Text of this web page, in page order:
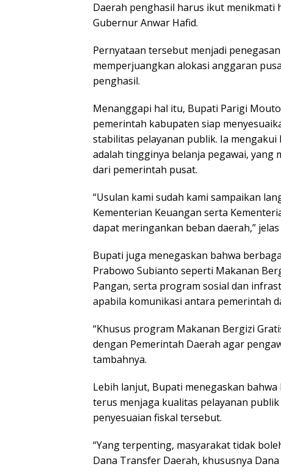
Daerah penghasil harus ikut menikmati
Gubernur Anwar Hafid.
Pernyataan tersebut menjadi
memperjuangkan alokasi anggaran
penghasil.
Menanggapi hal itu, Bupati Parigi
pemerintah kabupaten siap
stabilitas pelayanan publik. Ia
adalah tingginya belanja pegawai,
dari pemerintah pusat.
“Usulan kami sudah kami sampaikan
Kementerian Keuangan serta
dapat meringankan beban daerah,”
Bupati juga menegaskan bahwa
Prabowo Subianto seperti Makanan
Pangan, serta program sosial dan
apabila komunikasi antara pemerintah
“Khusus program Makanan Bergizi
dengan Pemerintah Daerah agar
tambahnya.
Lebih lanjut, Bupati menegaskan
terus menjaga kualitas pelayanan
penyesuaian fiskal tersebut.
“Yang terpenting, masyarakat tidak
Dana Transfer Daerah, khususnya